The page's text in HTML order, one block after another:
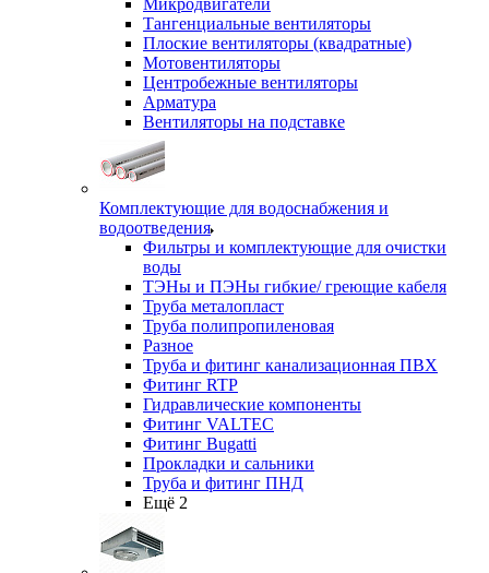
Микродвигатели
Тангенциальные вентиляторы
Плоские вентиляторы (квадратные)
Мотовентиляторы
Центробежные вентиляторы
Арматура
Вентиляторы на подставке
Комплектующие для водоснабжения и
водоотведения
Фильтры и комплектующие для очистки
воды
ТЭНы и ПЭНы гибкие/ греющие кабеля
Труба металопласт
Труба полипропиленовая
Разное
Труба и фитинг канализационная ПВХ
Фитинг RTP
Гидравлические компоненты
Фитинг VALTEC
Фитинг Bugatti
Прокладки и сальники
Труба и фитинг ПНД
Ещё 2